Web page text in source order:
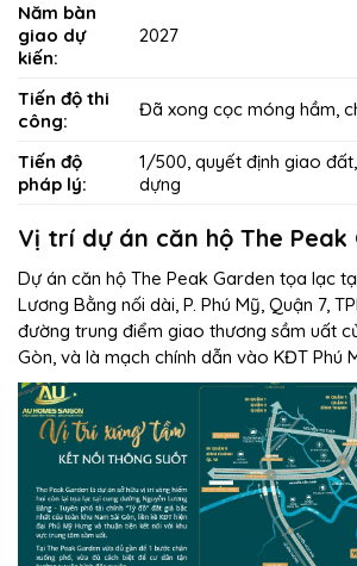
Năm bàn
giao dự
kiến:
2027
Tiến độ thi
công:
Đã xong cọc móng hầm,
Tiến độ
pháp lý:
1/500, quyết định giao
dựng
Vị trí dự án căn hộ The Peak
Dự án căn hộ The Peak Garden tọa lạc
Lương Bằng nối dài, P. Phú Mỹ, Quận 7,
đường trung điểm giao thương sầm uất
Gòn, và là mạch chính dẫn vào KĐT Phú